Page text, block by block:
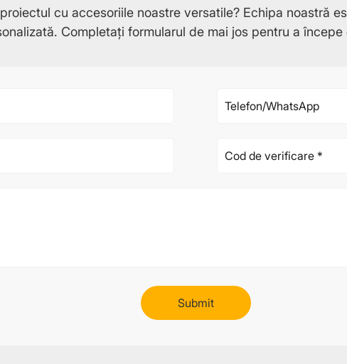
cu accesoriile noastre versatile? Echipa noastră
Completați formularul de mai jos pentru a